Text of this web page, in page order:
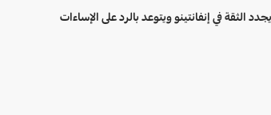
الثقة في إنفانتينو ويتوعد بالرد على الإساءات